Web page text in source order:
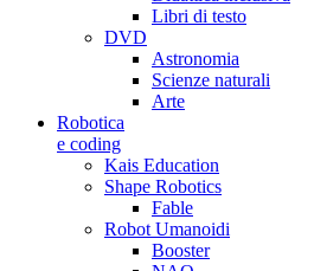
Libri di testo
DVD
Astronomia
Scienze naturali
Arte
Robotica
e coding
Kais Education
Shape Robotics
Fable
Robot Umanoidi
Booster